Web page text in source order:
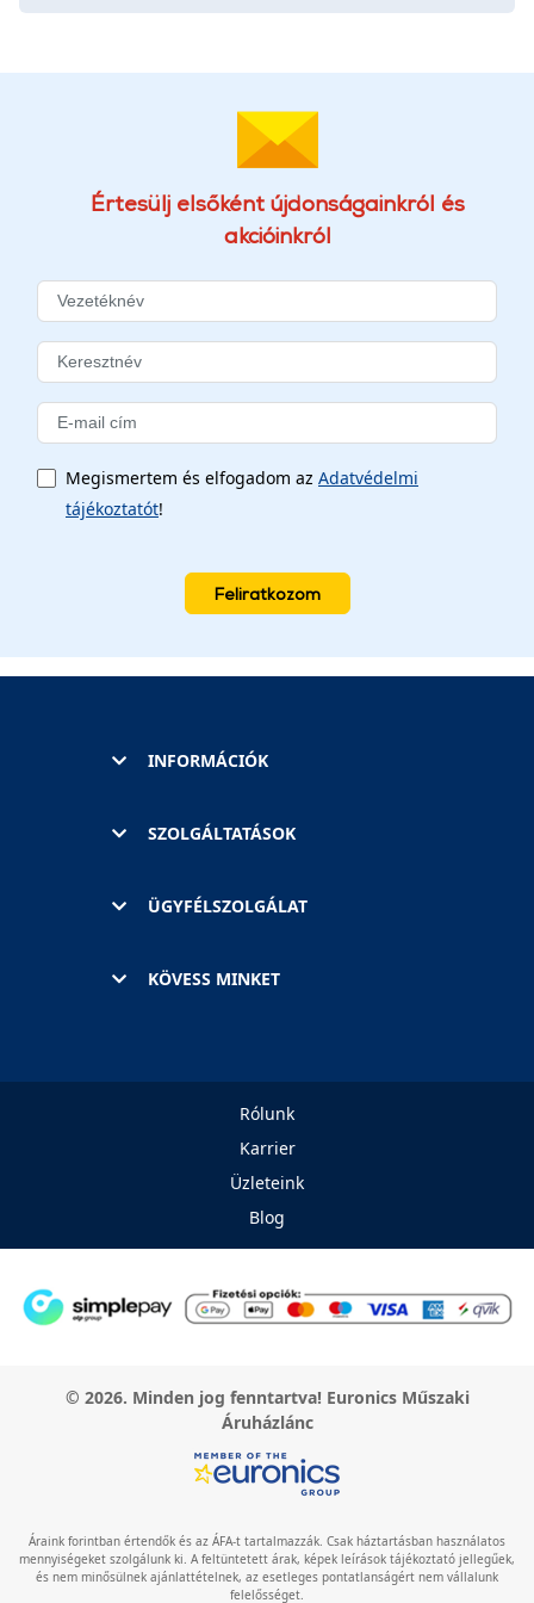
Értesülj elsőként újdonságainkról és
akcióinkról
Megismertem és elfogadom az Adatvédelmi
tájékoztatót!
Feliratkozom
INFORMÁCIÓK
SZOLGÁLTATÁSOK
ÜGYFÉLSZOLGÁLAT
KÖVESS MINKET
Rólunk
Karrier
Üzleteink
Blog
© 2026. Minden jog fenntartva! Euronics Műszaki
Áruházlánc
Áraink forintban értendők és az ÁFA-t tartalmazzák. Csak háztartásban használatos
mennyiségeket szolgálunk ki. A feltüntetett árak, képek leírások tájékoztató jellegűek,
és nem minősülnek ajánlattételnek, az esetleges pontatlanságért nem vállalunk
felelősséget.